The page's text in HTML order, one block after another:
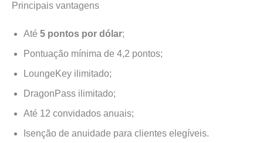
Principais vantagens
Até 5 pontos por dólar;
Pontuação mínima de 4,2 pontos;
LoungeKey ilimitado;
DragonPass ilimitado;
Até 12 convidados anuais;
Isenção de anuidade para clientes elegíveis.